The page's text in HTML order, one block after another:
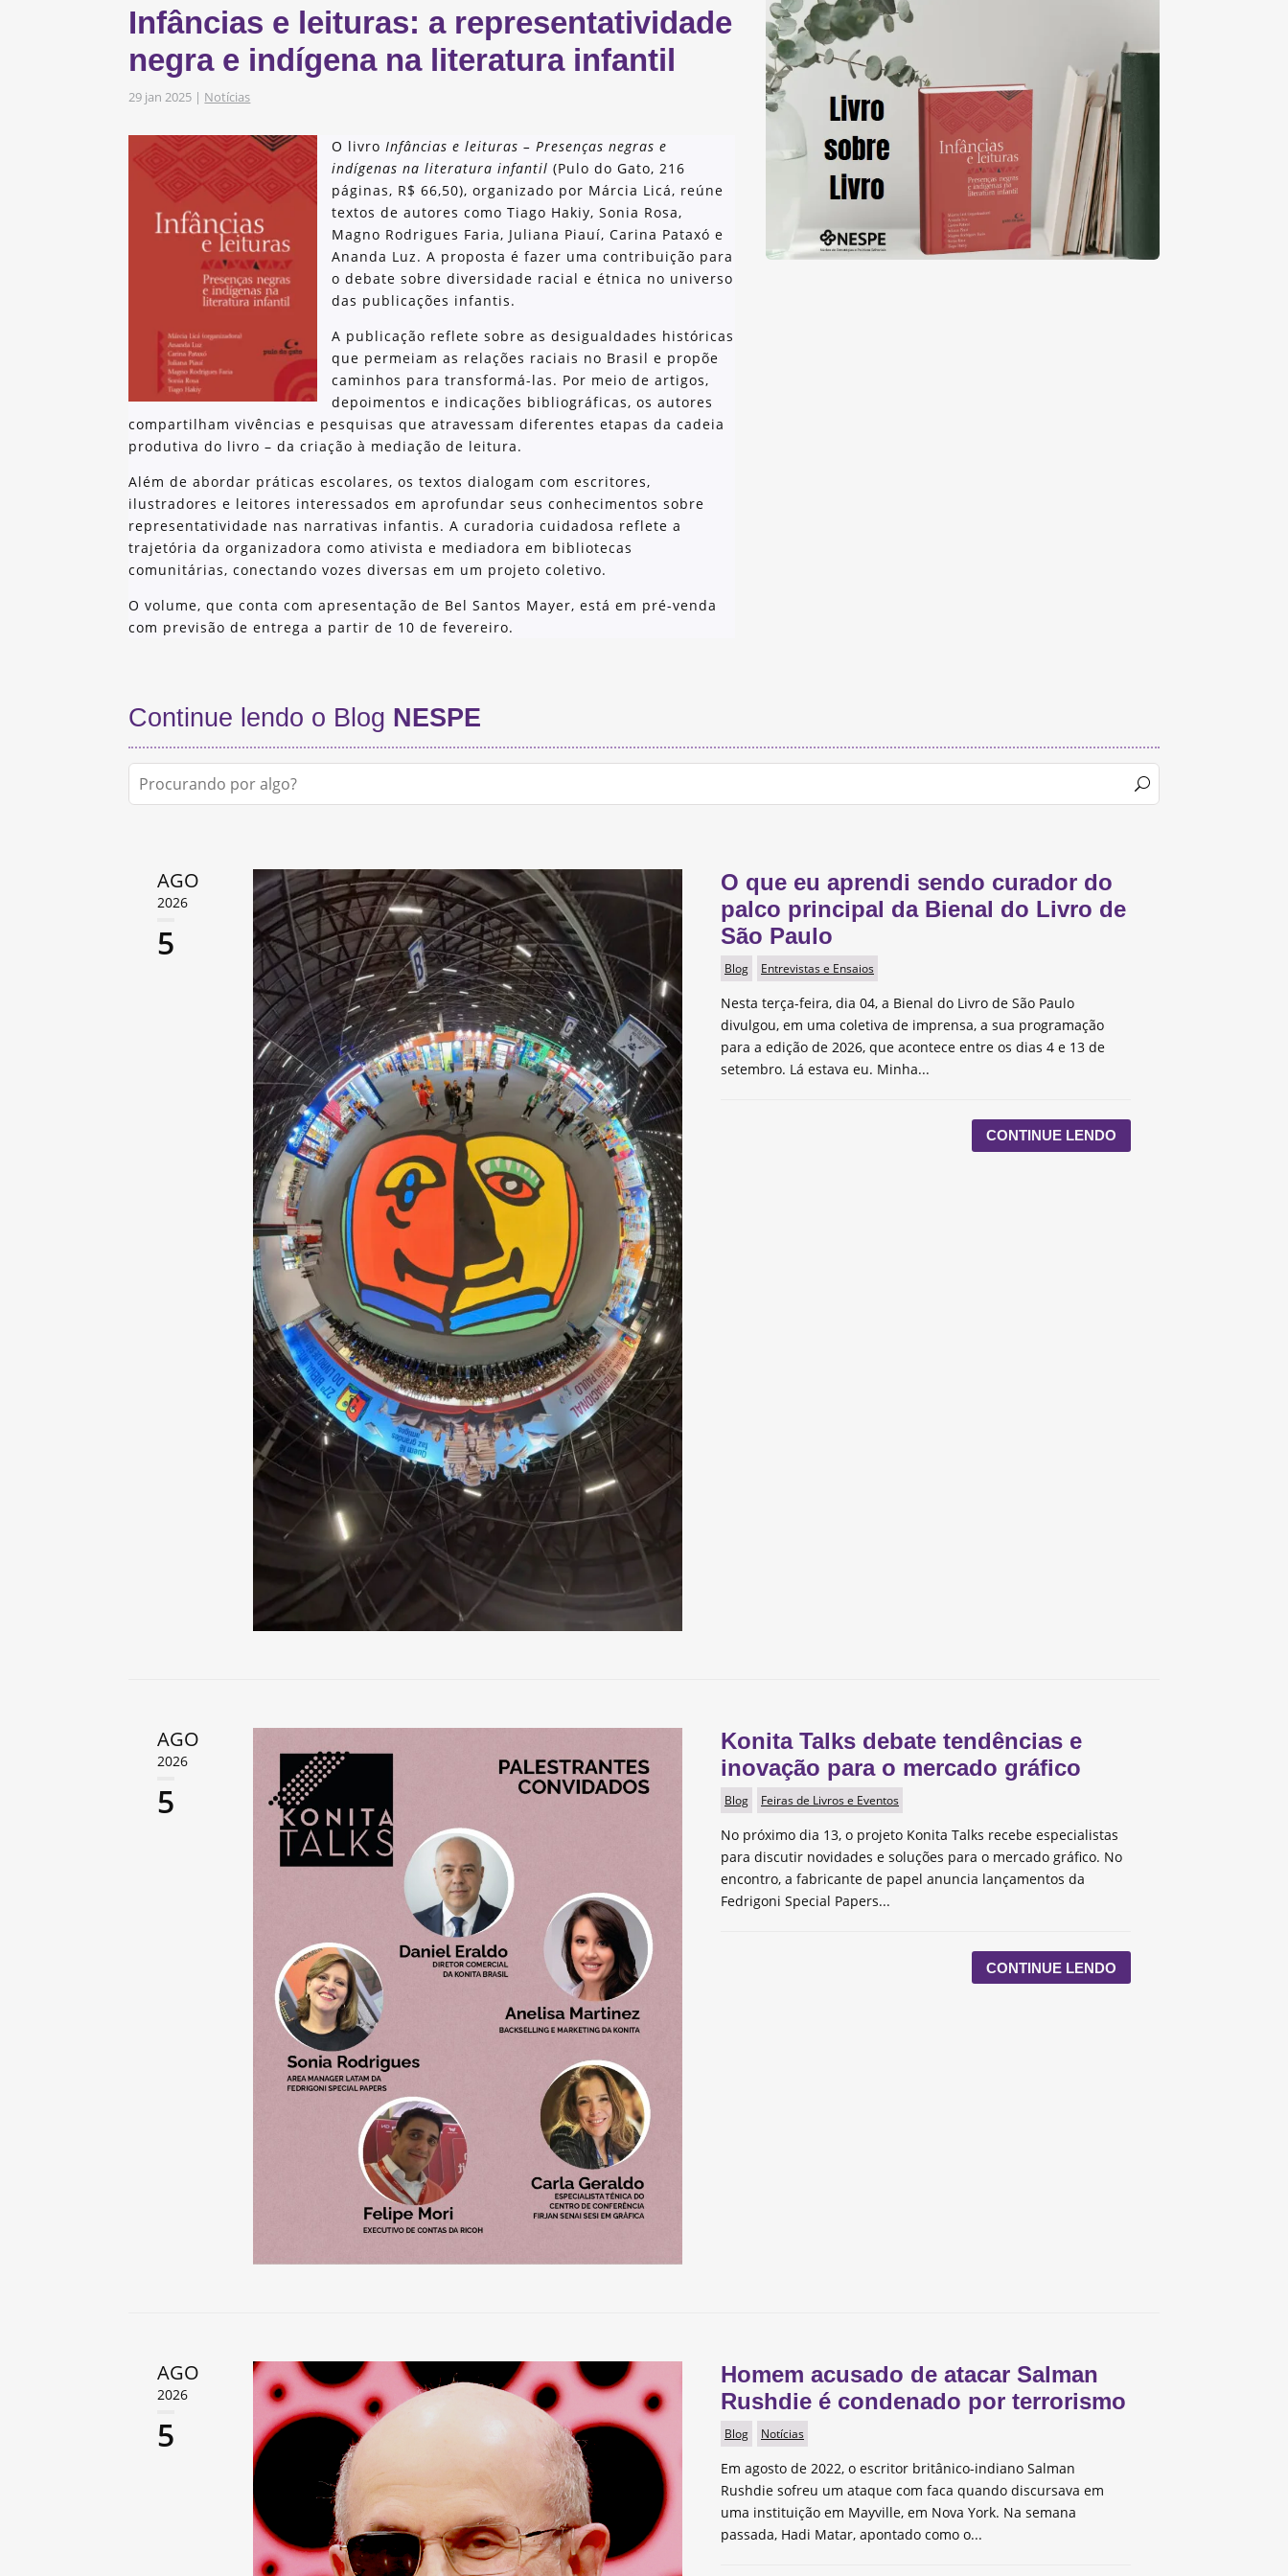
Infâncias e leituras: a representatividade
negra e indígena na literatura infantil
29 jan 2025 | Notícias
O livro Infâncias e leituras – Presenças negras e
indígenas na literatura infantil (Pulo do Gato, 216
páginas, R$ 66,50), organizado por Márcia Licá, reúne
textos de autores como Tiago Hakiy, Sonia Rosa,
Magno Rodrigues Faria, Juliana Piauí, Carina Pataxó e
Ananda Luz. A proposta é fazer uma contribuição para
o debate sobre diversidade racial e étnica no universo
das publicações infantis.
A publicação reflete sobre as desigualdades históricas
que permeiam as relações raciais no Brasil e propõe
caminhos para transformá-las. Por meio de artigos,
depoimentos e indicações bibliográficas, os autores
compartilham vivências e pesquisas que atravessam diferentes etapas da cadeia
produtiva do livro – da criação à mediação de leitura.
Além de abordar práticas escolares, os textos dialogam com escritores,
ilustradores e leitores interessados em aprofundar seus conhecimentos sobre
representatividade nas narrativas infantis. A curadoria cuidadosa reflete a
trajetória da organizadora como ativista e mediadora em bibliotecas
comunitárias, conectando vozes diversas em um projeto coletivo.
O volume, que conta com apresentação de Bel Santos Mayer, está em pré-venda
com previsão de entrega a partir de 10 de fevereiro.
Continue lendo o Blog NESPE
AGO
2026
5
O que eu aprendi sendo curador do
palco principal da Bienal do Livro de
São Paulo
Blog Entrevistas e Ensaios
Nesta terça-feira, dia 04, a Bienal do Livro de São Paulo
divulgou, em uma coletiva de imprensa, a sua programação
para a edição de 2026, que acontece entre os dias 4 e 13 de
setembro. Lá estava eu. Minha...
CONTINUE LENDO
AGO
2026
5
Konita Talks debate tendências e
inovação para o mercado gráfico
Blog Feiras de Livros e Eventos
No próximo dia 13, o projeto Konita Talks recebe especialistas
para discutir novidades e soluções para o mercado gráfico. No
encontro, a fabricante de papel anuncia lançamentos da
Fedrigoni Special Papers...
CONTINUE LENDO
AGO
2026
5
Homem acusado de atacar Salman
Rushdie é condenado por terrorismo
Blog Notícias
Em agosto de 2022, o escritor britânico-indiano Salman
Rushdie sofreu um ataque com faca quando discursava em
uma instituição em Mayville, em Nova York. Na semana
passada, Hadi Matar, apontado como o...